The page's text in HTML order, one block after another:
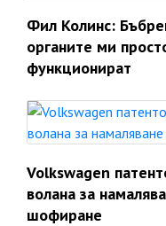
Фил Колинс:
органите ми
функционират
Volkswagen
волана за
шофиране